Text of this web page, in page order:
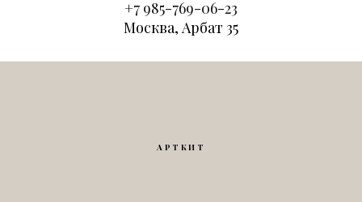
+7 985-769-06-23
Москва, Арбат 35
АРТКИТ